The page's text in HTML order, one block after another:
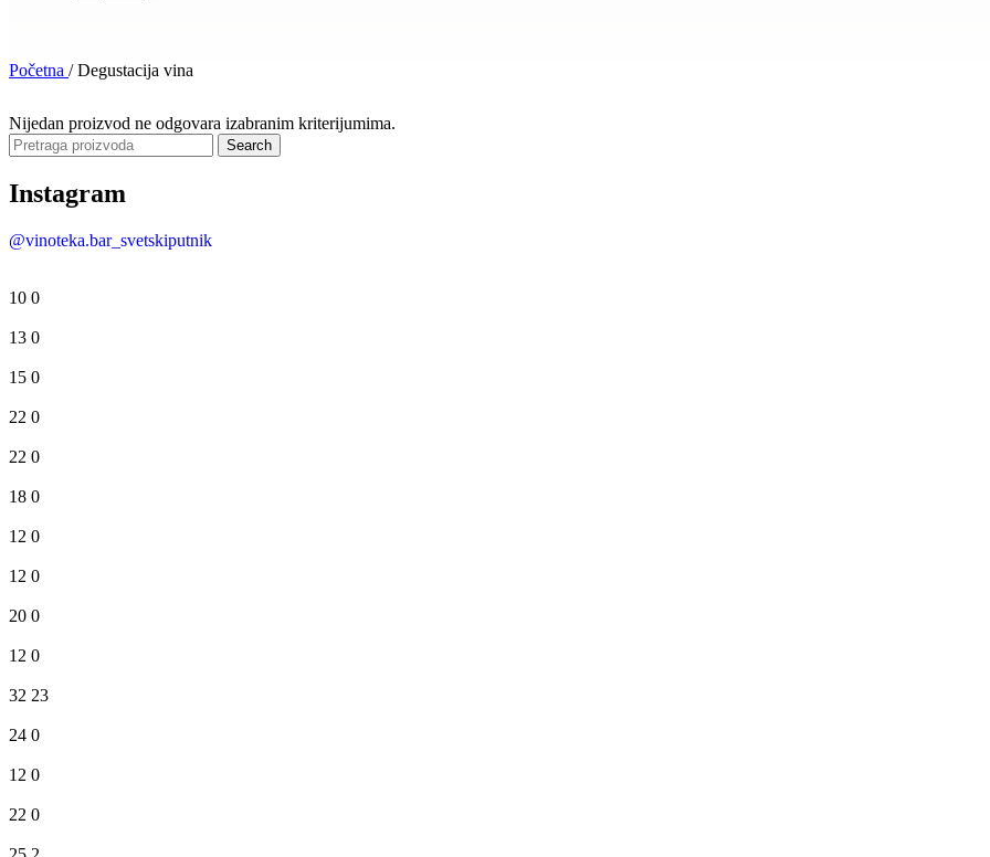
Početna / Degustacija vina
Nijedan proizvod ne odgovara izabranim kriterijumima.
Search
Instagram
@vinoteka.bar_svetskiputnik
10 0
13 0
15 0
22 0
22 0
18 0
12 0
12 0
20 0
12 0
32 23
24 0
12 0
22 0